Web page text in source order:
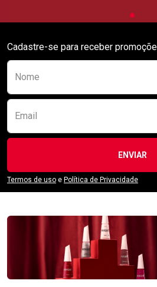
Cadastre-se para receber
Nome
Email
ENVIAR
Termos de uso e Política de Privacidade